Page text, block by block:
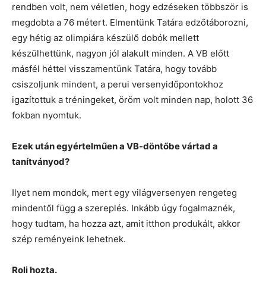
rendben volt, nem véletlen, hogy edzéseken többször is
megdobta a 76 métert. Elmentünk Tatára edzőtáborozni,
egy hétig az olimpiára készülő dobók mellett
készülhettünk, nagyon jól alakult minden. A VB előtt
másfél héttel visszamentünk Tatára, hogy tovább
csiszoljunk mindent, a perui versenyidőpontokhoz
igazítottuk a tréningeket, öröm volt minden nap, holott 36
fokban nyomtuk.
Ezek után egyértelműen a VB-döntőbe vártad a
tanítványod?
Ilyet nem mondok, mert egy világversenyen rengeteg
mindentől függ a szereplés. Inkább úgy fogalmaznék,
hogy tudtam, ha hozza azt, amit itthon produkált, akkor
szép reményeink lehetnek.
Roli hozta.